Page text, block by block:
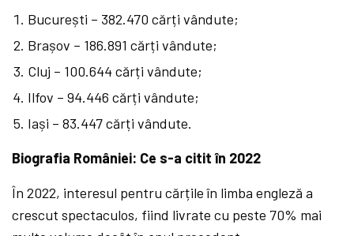
București – 382.470 cărți vândute;
Brașov – 186.891 cărți vândute;
Cluj – 100.644 cărți vândute;
Ilfov – 94.446 cărți vândute;
Iași – 83.447 cărți vândute.
Biografia României: Ce s-a citit în 2022
În 2022, interesul pentru cărțile în limba engleză a
crescut spectaculos, fiind livrate cu peste 70% mai